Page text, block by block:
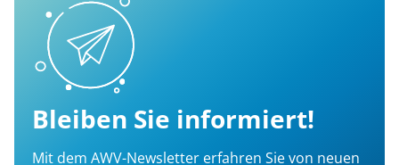
Bleiben Sie informiert!
Mit dem AWV-Newsletter erfahren Sie von neuen